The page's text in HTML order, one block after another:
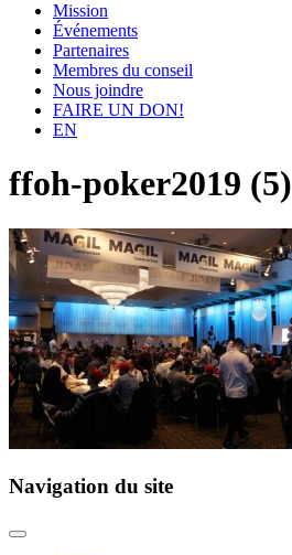
Mission
Événements
Partenaires
Membres du conseil
Nous joindre
FAIRE UN DON!
EN
ffoh-poker2019 (5)
Navigation du site